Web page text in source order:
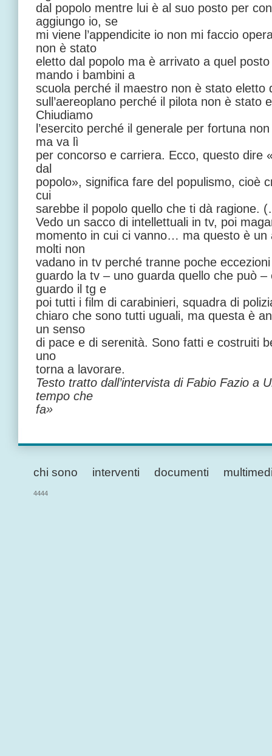
dal popolo mentre lui è al suo posto per
aggiungo io, se
mi viene l’appendicite io non mi faccio
non è stato
eletto dal popolo ma è arrivato a quel
mando i bambini a
scuola perché il maestro non è stato eletto
sull’aereoplano perché il pilota non è stato
Chiudiamo
l’esercito perché il generale per fortuna
ma va lì
per concorso e carriera. Ecco, questo dire
dal
popolo», significa fare del populismo, cioè
cui
sarebbe il popolo quello che ti dà ragione.
Vedo un sacco di intellettuali in tv, poi
momento in cui ci vanno… ma questo è un
molti non
vadano in tv perché tranne poche
guardo la tv – uno guarda quello che può
guardo il tg e
poi tutti i film di carabinieri, squadra di
chiaro che sono tutti uguali, ma questa è
un senso
di pace e di serenità. Sono fatti e costruiti
uno
torna a lavorare.
Testo tratto dall’intervista di Fabio Fazio a
tempo che
fa»
chi sono interventi documenti
4444